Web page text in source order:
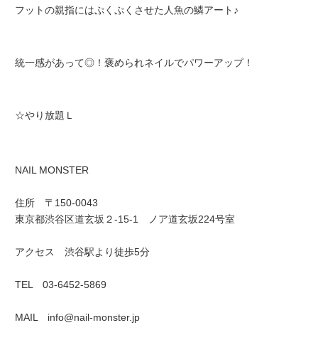
フットの親指にはぷくぷくさせた人魚の鱗アート♪
統一感があって◎！褒められネイルでパワーアップ！
☆やり放題Ｌ
NAIL MONSTER
住所 〒150-0043
東京都渋谷区道玄坂２-15-1 ノア道玄坂224号室
アクセス 渋谷駅より徒歩5分
TEL 03-6452-5869
MAIL info@nail-monster.jp